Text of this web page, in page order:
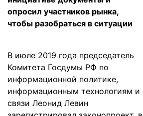
опросил участников рынка,
чтобы разобраться в ситуации
В июле 2019 года председатель
Комитета Госдумы РФ по
информационной политике,
информационным технологиям и
связи Леонид Левин